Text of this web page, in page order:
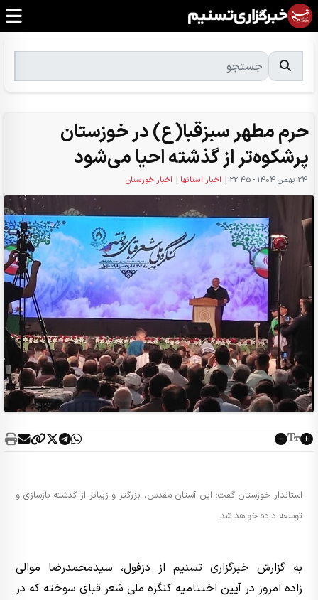
حرم مطهر سبزقبا(ع) در خوزستان
پرشکوه‌تر از گذشته احیا می‌شود
24 بهمن 1404 - 22:45 | اخبار استانها | اخبار خوزستان
استاندار خوزستان گفت: این آستان مقدس، بزرگتر و زیباتر از گذشته بازسازی و
توسعه داده خواهد شد.
به گزارش خبرگزاری تسنیماز دزفول، سیدمحمدرضا موالی
زاده امروز در آیین اختتامیه کنگره ملی شعر قبای سوخته که در